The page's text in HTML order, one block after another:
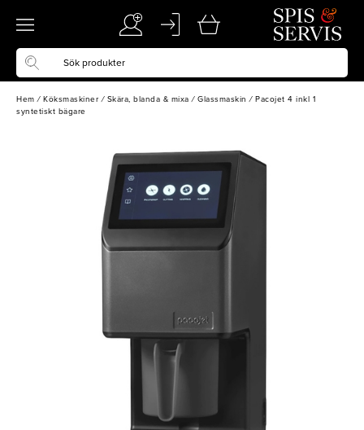
Hem / Köksmaskiner / Skära, blanda & mixa / Glassmaskin / Pacojet 4 inkl 1
syntetiskt bägare